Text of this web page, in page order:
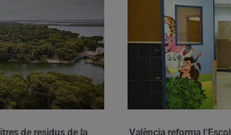
de residus de la
València reforma